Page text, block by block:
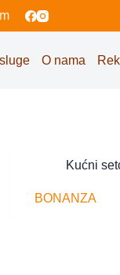
O nama
Kućni
BONANZA